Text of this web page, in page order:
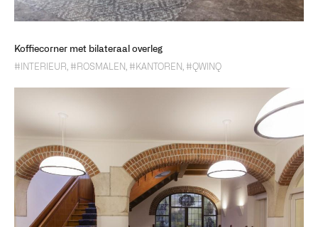
Koffiecorner met bilateraal overleg
#INTERIEUR #ROSMALEN #KANTOREN #QWINQ